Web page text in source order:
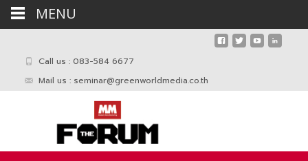
Call us : 083-584 6677
Mail us : seminar@greenworldmedia.co.th
MENU